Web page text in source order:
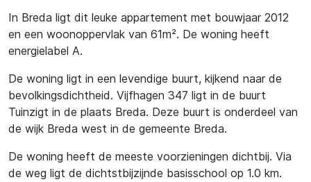
In Breda ligt dit leuke appartement met bouwjaar 2012
en een woonoppervlak van 61m². De woning heeft
energielabel A.
De woning ligt in een levendige buurt, kijkend naar de
bevolkingsdichtheid. Vijfhagen 347 ligt in de buurt
Tuinzigt in de plaats Breda. Deze buurt is onderdeel van
de wijk Breda west in de gemeente Breda.
De woning heeft de meeste voorzieningen dichtbij. Via
de weg ligt de dichtstbijzijnde basisschool op 1.0 km.